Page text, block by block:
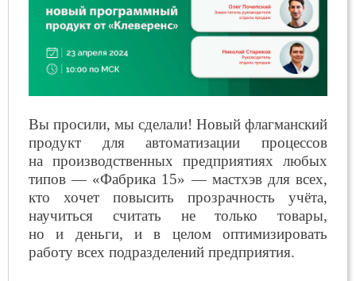
Вы просили, мы сделали! Новый флагманский
продукт для автоматизации процессов
на производственных предприятиях любых
типов — «Фабрика 15» — мастхэв для всех,
кто хочет повысить прозрачность учёта,
научиться считать не только товары,
но и деньги, и в целом оптимизировать
работу всех подразделений предприятия.